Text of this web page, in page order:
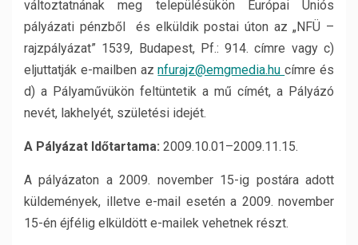
változtatnának meg településükön Európai Uniós
pályázati pénzből és elküldik postai úton az „NFÜ –
rajzpályázat” 1539, Budapest, Pf.: 914. címre vagy c)
eljuttatják e-mailben aznfurajz@emgmedia.hucímre és
d) a Pályaművükön feltüntetik a mű címét, a Pályázó
nevét, lakhelyét, születési idejét.
A Pályázat Időtartama: 2009.10.01–2009.11.15.
A pályázaton a 2009. november 15-ig postára adott
küldemények, illetve e-mail esetén a 2009. november
15-én éjfélig elküldött e-mailek vehetnek részt.